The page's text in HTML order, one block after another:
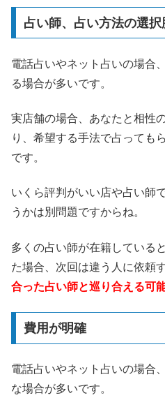
占い師、占い方法の選択
電話占いやネット占いの場合
る場合が多いです。
実店舗の場合、あなたと相性
り、希望する手法で占っても
です。
いくら評判がいい店や占い師
うかは別問題ですからね。
多くの占い師が在籍している
た場合、次回は違う人に依頼
合った占い師と巡り合える可
費用が明確
電話占いやネット占いの場合
な場合が多いです。